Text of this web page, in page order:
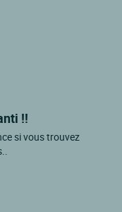
!!
si vous trouvez